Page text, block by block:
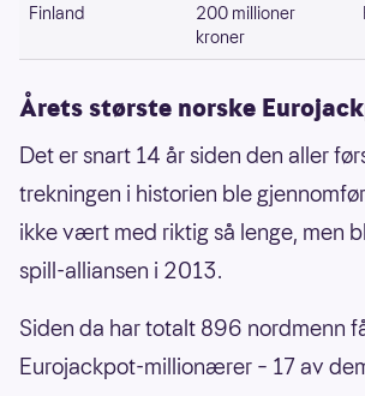
Finland
200 millioner
kroner
Årets største norske
Det er snart 14 år siden den aller
trekningen i historien ble
ikke vært med riktig så lenge, men
spill-alliansen i 2013.
Siden da har totalt 896 nordmenn
Eurojackpot-millionærer – 17 av